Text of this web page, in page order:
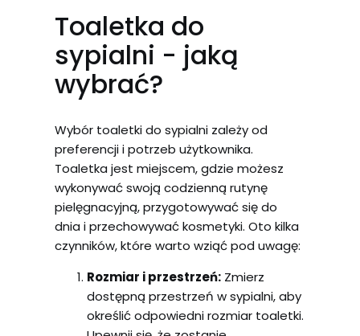
Toaletka do
sypialni - jaką
wybrać?
Wybór toaletki do sypialni zależy od
preferencji i potrzeb użytkownika.
Toaletka jest miejscem, gdzie możesz
wykonywać swoją codzienną rutynę
pielęgnacyjną, przygotowywać się do
dnia i przechowywać kosmetyki. Oto kilka
czynników, które warto wziąć pod uwagę:
Rozmiar i przestrzeń: Zmierz
dostępną przestrzeń w sypialni, aby
określić odpowiedni rozmiar toaletki.